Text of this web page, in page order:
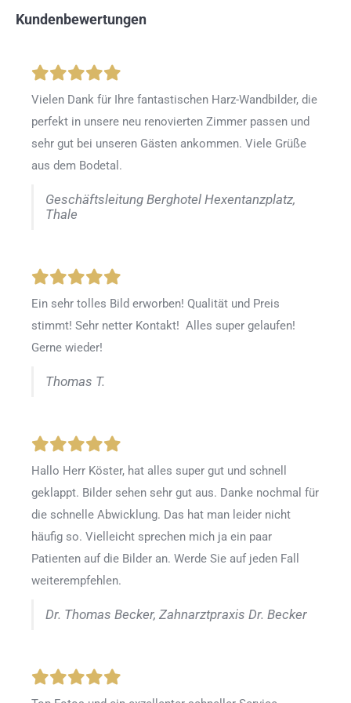
Kundenbewertungen
Vielen Dank für Ihre fantastischen Harz-Wandbilder, die
perfekt in unsere neu renovierten Zimmer passen und
sehr gut bei unseren Gästen ankommen. Viele Grüße
aus dem Bodetal.
Geschäftsleitung Berghotel Hexentanzplatz,
Thale
Ein sehr tolles Bild erworben! Qualität und Preis
stimmt! Sehr netter Kontakt! Alles super gelaufen!
Gerne wieder!
Thomas T.
Hallo Herr Köster, hat alles super gut und schnell
geklappt. Bilder sehen sehr gut aus. Danke nochmal für
die schnelle Abwicklung. Das hat man leider nicht
häufig so. Vielleicht sprechen mich ja ein paar
Patienten auf die Bilder an. Werde Sie auf jeden Fall
weiterempfehlen.
Dr. Thomas Becker, Zahnarztpraxis Dr. Becker